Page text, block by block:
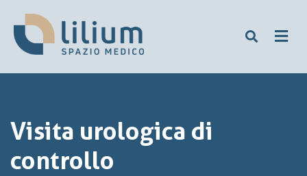
Visita urologica di
controllo